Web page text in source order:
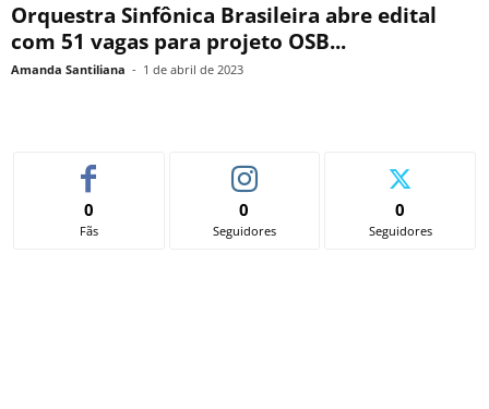
Orquestra Sinfônica Brasileira abre edital
com 51 vagas para projeto OSB...
Amanda Santiliana - 1 de abril de 2023
0
Fãs
0
Seguidores
0
Seguidores